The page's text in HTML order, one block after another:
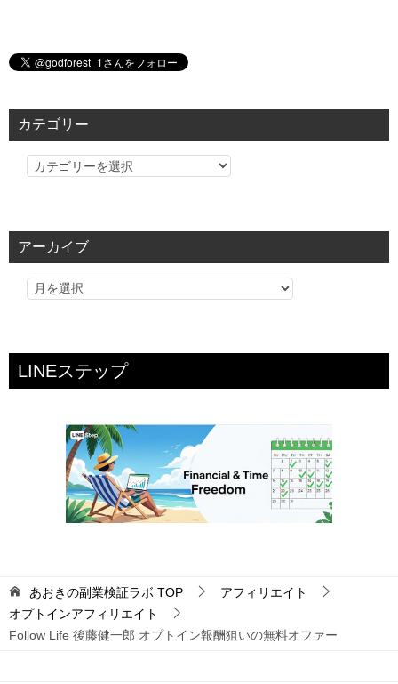
カテゴリー
カ
リ
アーカイブ
LINEステップ
あおきの副業検証ラボ TOP
アフィリエイト
オプトインアフィリエイト
Follow Life 後藤健一郎 オプトイン報酬狙いの無料オファー